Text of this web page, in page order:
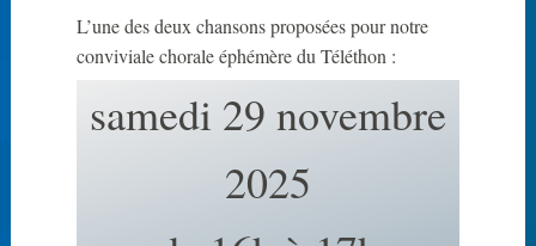
r
d
L’une des deux chansons proposées pour notre
conviviale chorale éphémère du Téléthon :
samedi 29 novembre
2025